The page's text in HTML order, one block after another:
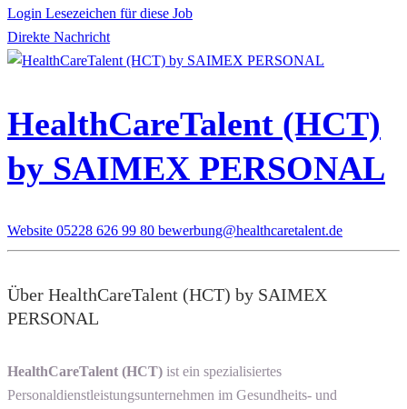
Login Lesezeichen für diese Job
Direkte Nachricht
HealthCareTalent (HCT)
by SAIMEX PERSONAL
Website 05228 626 99 80 bewerbung@healthcaretalent.de
Über HealthCareTalent (HCT) by SAIMEX
PERSONAL
HealthCareTalent (HCT) ist ein spezialisiertes
Personaldienstleistungsunternehmen im Gesundheits- und